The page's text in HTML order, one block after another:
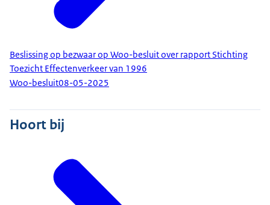
Beslissing op bezwaar op Woo-besluit over rapport Stichting
Toezicht Effectenverkeer van 1996
Woo-besluit08-05-2025
Hoort bij